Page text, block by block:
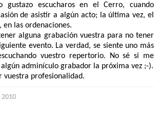
gustazo escucharos en el Cerro, cuando
de asistir a algún acto; la última vez, el
en las ordenaciones.
alguna grabación vuestra para no tener
evento. La verdad, se siente uno más
vuestro repertorio. No sé si me
adminículo grabador la próxima vez ;-).
vuestra profesionalidad.
2010